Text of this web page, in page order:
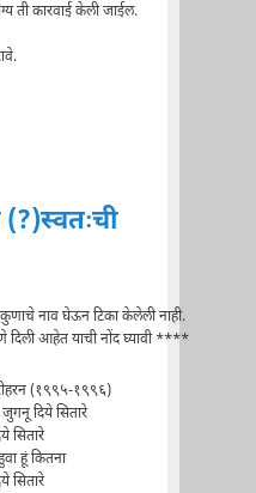
ती कारवाई केली जाईल.
नाव घेऊन टिका केलेली नाही.
दिली आहेत याची नोंद घ्यावी ****
(१९९५-१९९६)
दिये सितारे
सितारे
हूं कितना
सितारे